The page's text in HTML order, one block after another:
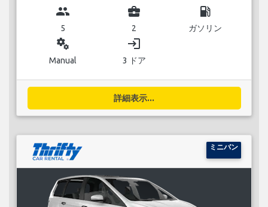
group
5
business_center
2
local_gas_station
ガソリン
miscellaneous_services
Manual
login
3 ドア
詳細表示...
ミニバン